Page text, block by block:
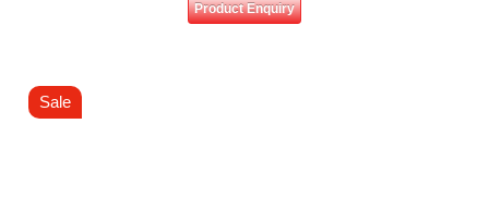
Product Enquiry
Sale